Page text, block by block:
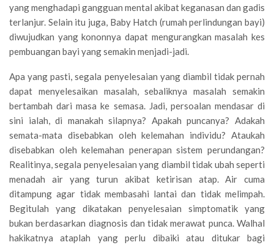
yang menghadapi gangguan mental akibat keganasan dan gadis
terlanjur. Selain itu juga, Baby Hatch (rumah perlindungan bayi)
diwujudkan yang kononnya dapat mengurangkan masalah kes
pembuangan bayi yang semakin menjadi-jadi.
Apa yang pasti, segala penyelesaian yang diambil tidak pernah
dapat menyelesaikan masalah, sebaliknya masalah semakin
bertambah dari masa ke semasa. Jadi, persoalan mendasar di
sini ialah, di manakah silapnya? Apakah puncanya? Adakah
semata-mata disebabkan oleh kelemahan individu? Ataukah
disebabkan oleh kelemahan penerapan sistem perundangan?
Realitinya, segala penyelesaian yang diambil tidak ubah seperti
menadah air yang turun akibat ketirisan atap. Air cuma
ditampung agar tidak membasahi lantai dan tidak melimpah.
Begitulah yang dikatakan penyelesaian simptomatik yang
bukan berdasarkan diagnosis dan tidak merawat punca. Walhal
hakikatnya ataplah yang perlu dibaiki atau ditukar bagi